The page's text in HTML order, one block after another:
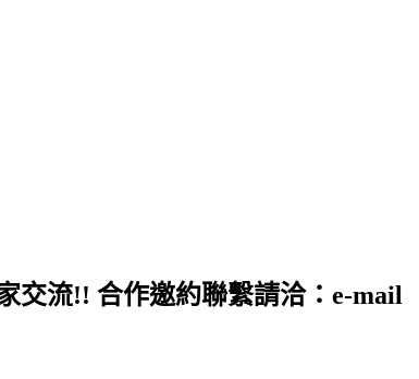
交流!! 合作邀約聯繫請洽：e-mail